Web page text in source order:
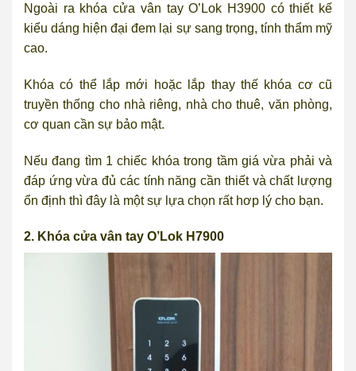
Ngoài ra khóa cửa vân tay O’Lok H3900 có thiết kế
kiểu dáng hiện đại đem lại sự sang trọng, tính thẩm mỹ
cao.
Khóa có thể lắp mới hoặc lắp thay thế khóa cơ cũ
truyền thống cho nhà riêng, nhà cho thuê, văn phòng,
cơ quan cần sự bảo mật.
Nếu đang tìm 1 chiếc khóa trong tầm giá vừa phải và
đáp ứng vừa đủ các tính năng cần thiết và chất lượng
ổn định thì đây là một sự lựa chọn rất hơp lý cho bạn.
2. Khóa cửa vân tay O’Lok H7900